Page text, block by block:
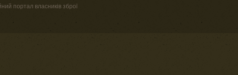
портал власників зброї